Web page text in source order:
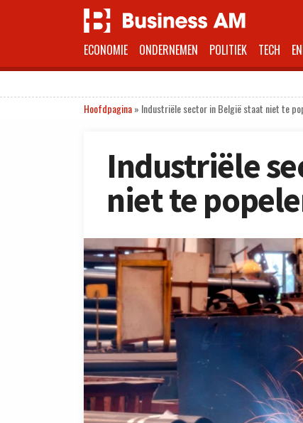
ECONOMIE ONDERNEMEN POLITIEK TECH
Hoofdpagina» Industriële sector in België staat niet te
Industriële
niet te